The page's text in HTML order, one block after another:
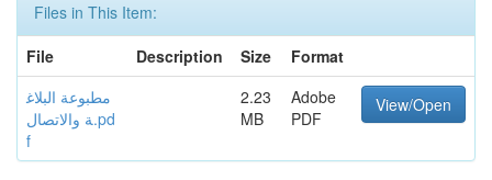
Files in This Item:
File
Description Size
Format
مطبوعة البلاغ
ة والاتصال.pd
f
2.23
MB
Adobe
PDF
View/Open